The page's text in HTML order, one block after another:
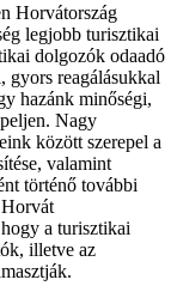
Horvátország
legjobb turisztikai
dolgozók odaadó
gyors reagálásukkal
hazánk minőségi,
Nagy
között szerepel a
valamint
történő további
a turisztikai
illetve az